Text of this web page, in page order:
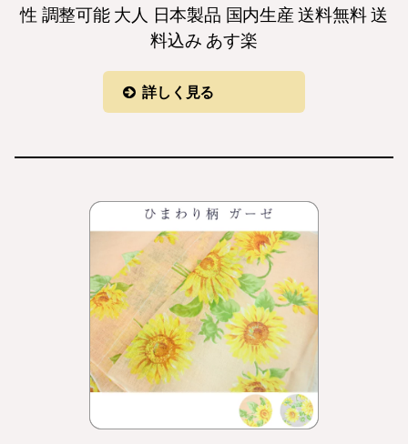
性 調整可能 大人 日本製品 国内生産 送料無料 送
料込み あす楽
詳しく見る